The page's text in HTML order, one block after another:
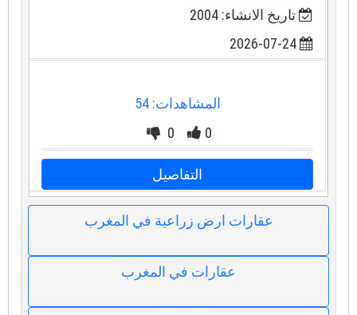
تاريخ الانشاء: 2004
2026-07-24
المشاهدات: 54
0
0
التفاصيل
عقارات ارض زراعية في المغرب
عقارات في المغرب